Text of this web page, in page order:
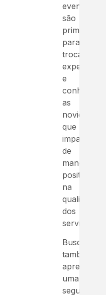
eventos
são
primordiais
para
trocar
experiências
e
conhecer
as
novidades
que
impactam
de
maneira
positiva
na
qualidade
dos
serviços.
Busque
também
aprender
uma
segunda